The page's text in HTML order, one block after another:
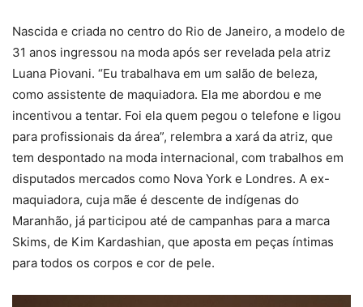
Nascida e criada no centro do Rio de Janeiro, a modelo de
31 anos ingressou na moda após ser revelada pela atriz
Luana Piovani. “Eu trabalhava em um salão de beleza,
como assistente de maquiadora. Ela me abordou e me
incentivou a tentar. Foi ela quem pegou o telefone e ligou
para profissionais da área”, relembra a xará da atriz, que
tem despontado na moda internacional, com trabalhos em
disputados mercados como Nova York e Londres. A ex-
maquiadora, cuja mãe é descente de indígenas do
Maranhão, já participou até de campanhas para a marca
Skims, de Kim Kardashian, que aposta em peças íntimas
para todos os corpos e cor de pele.